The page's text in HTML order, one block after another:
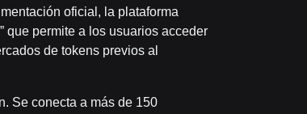
oficial, la plataforma
que permite a los usuarios acceder
de tokens previos al
Se conecta a más de 150